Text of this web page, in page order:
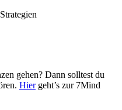
gehen? Dann solltest du
Hiergeht’s zur 7Mind